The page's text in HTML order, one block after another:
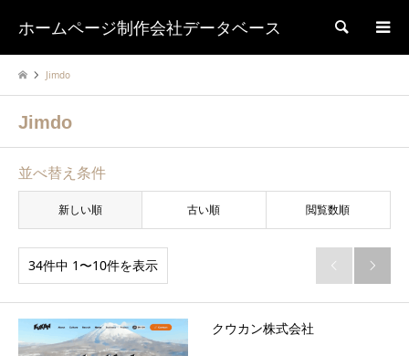
ホームページ制作会社データベース 検索
Jimdo
Jimdo
並べ替え条件
新しい順 古い順 閲覧数順
34件中 1〜10件を表示  
クウカン株式会社